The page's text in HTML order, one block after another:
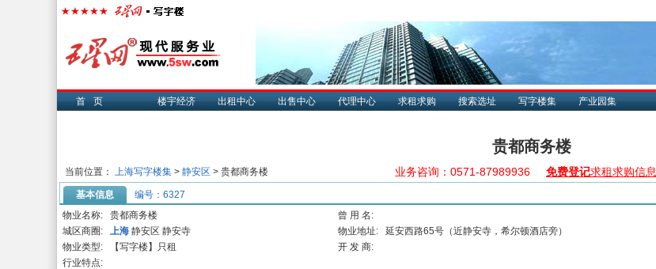
首页 楼宇经济 出租中心 出售中心 代理中心 求租求购 搜索选址 写字楼集 产业园集
贵都商务楼
当前位置： 上海写字楼集 > 静安区 > 贵都商务楼 业务咨询：0571-87989936 免费登记求租求购信息
基本信息 编号：6327
物业名称:
贵都商务楼
曾 用 名:
城区商圈:
上海 静安区 静安寺 物业地址:
延安西路65号（近静安寺，希尔顿酒店旁）
物业类型:
【写字楼】只租
开 发 商:
行业特点: